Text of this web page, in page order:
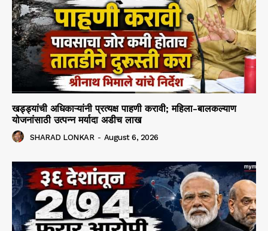
खड्ड्यांची अधिकाऱ्यांनी प्रत्यक्ष पाहणी करावी; महिला-बालकल्याण
योजनांसाठी उत्पन्न मर्यादा अडीच लाख
SHARAD LONKAR - August 6, 2026